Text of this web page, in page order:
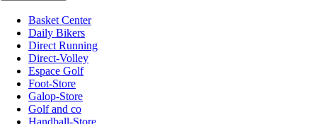
Basket Center
Daily Bikers
Direct Running
Direct-Volley
Espace Golf
Foot-Store
Galop-Store
Golf and co
Handball-Store